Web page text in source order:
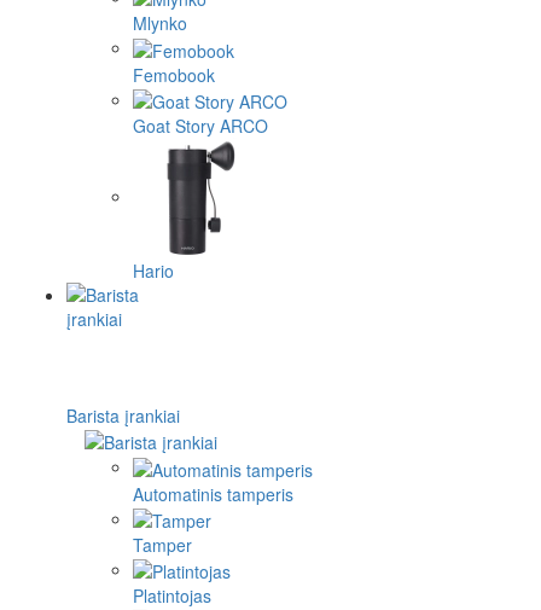
Mlynko
Femobook
Goat Story ARCO
Hario
Barista įrankiai
Automatinis tamperis
Tamper
Platintojas